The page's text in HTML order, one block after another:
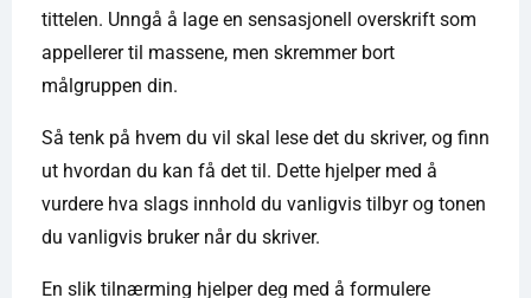
tittelen. Unngå å lage en sensasjonell overskrift som
appellerer til massene, men skremmer bort
målgruppen din.
Så tenk på hvem du vil skal lese det du skriver, og finn
ut hvordan du kan få det til. Dette hjelper med å
vurdere hva slags innhold du vanligvis tilbyr og tonen
du vanligvis bruker når du skriver.
En slik tilnærming hjelper deg med å formulere